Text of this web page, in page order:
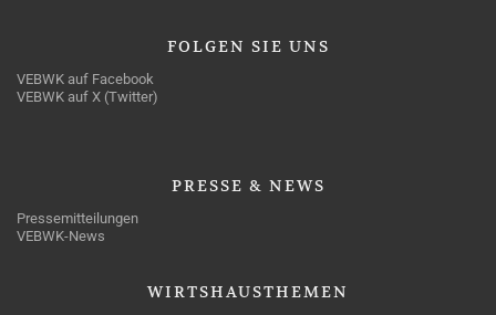
FOLGEN SIE UNS
VEBWK auf Facebook
VEBWK auf X (Twitter)
PRESSE & NEWS
Pressemitteilungen
VEBWK-News
WIRTSHAUSTHEMEN